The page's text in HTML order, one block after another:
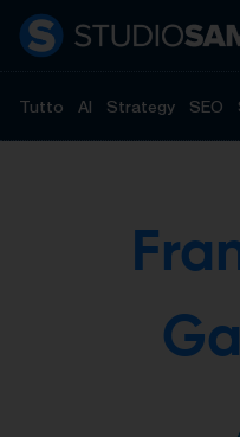
Tutto AI Strategy SEO